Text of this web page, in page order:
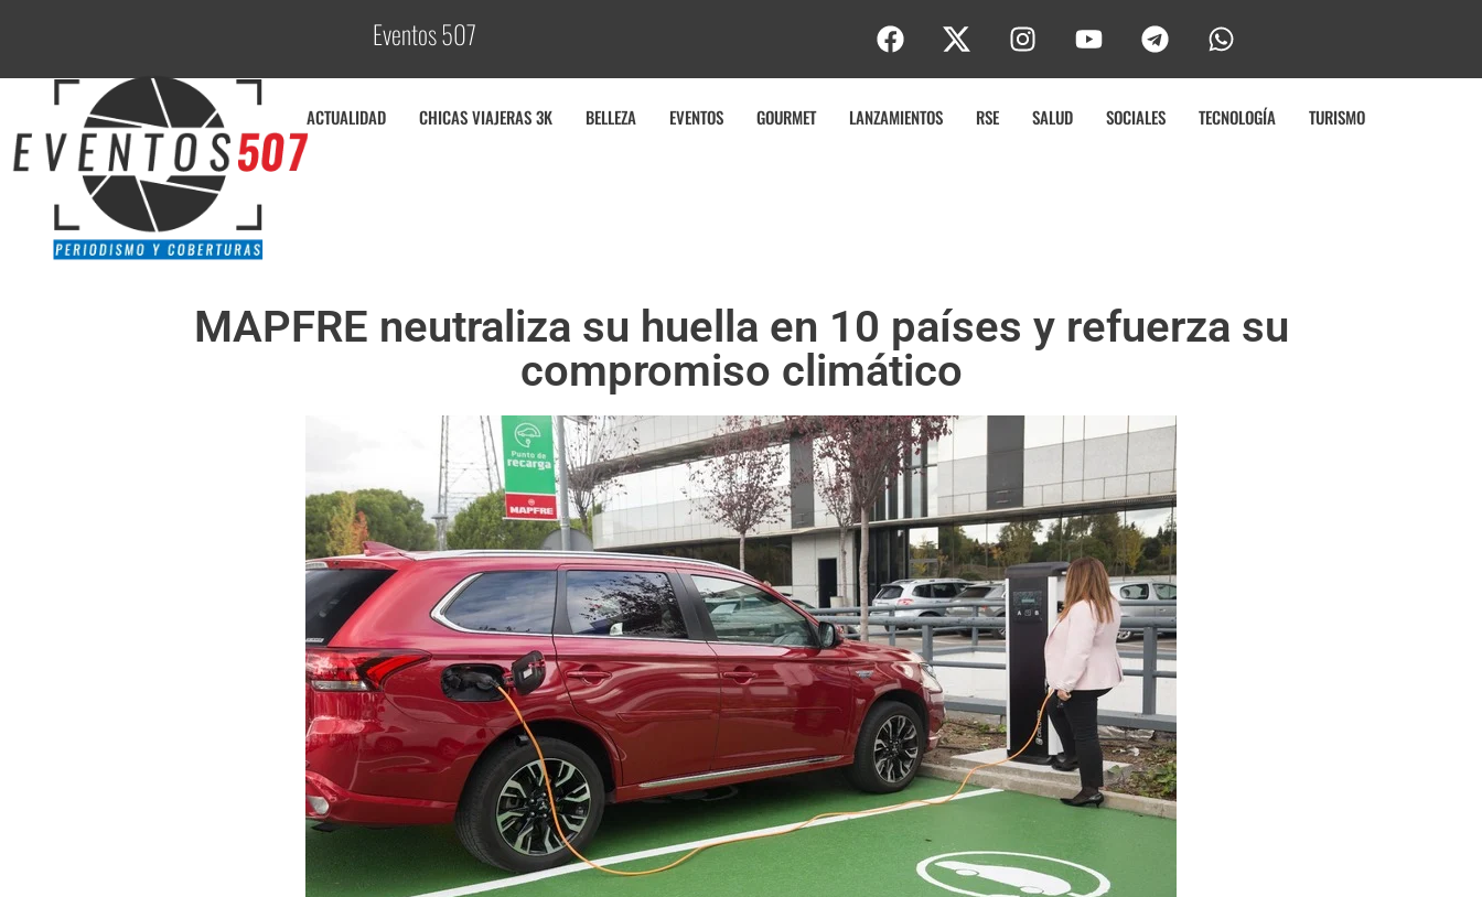
Eventos 507C
ACTUALIDAD CHICAS VIAJERAS 3K BELLEZA EVENTOS GOURMET LANZAMIENTOS RSE SALUD SOCIALES TECNOLOGÍA TURISMO
MAPFRE neutraliza su huella en 10 países y refuerza su
compromiso climático